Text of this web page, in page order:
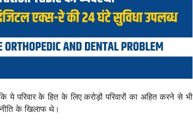
ये परिवार के हित के लिए करोड़ों परिवारों का अहित करने से भी
के खिलाफ थे।